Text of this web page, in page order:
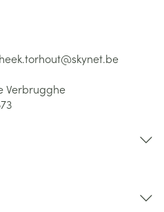
skynet.be
Verbrugghe